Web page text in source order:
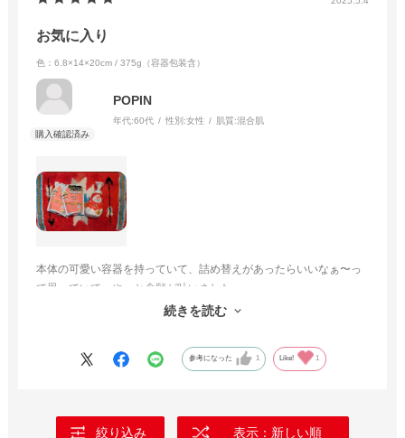
お気に入り
色：6.8×14×20cm / 375g（容器包装含）
POPIN
年代:60代 性別:女性 肌質:混合肌
本体の可愛い容器を持っていて、詰め替えがあったらいいなぁ〜っ
て思っていて、やっと念願が叶いました。
なめらかな泡立ち、香り、可愛い容器 すべてお気に入りです。
続きを読む
参考になった 1 Like! 1
絞り込み 表示：新しい順